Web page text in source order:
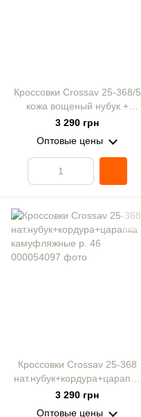
Кроссовки Crossav 25-368/5
кожа вощеный нубук +
царапка черные р. 46
3 290 грн
Оптовые цены
Кроссовки Crossav 25-368
нат.нубук+кордура+царапка
камуфляжные р. 46
3 290 грн
Оптовые цены